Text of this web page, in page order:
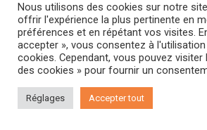
Nous utilisons des cookies sur notre
offrir l'expérience la plus pertinente en
préférences et en répétant vos visites.
accepter », vous consentez à l'utilisation
cookies. Cependant, vous pouvez visiter
des cookies » pour fournir un
Réglages Accepter tout